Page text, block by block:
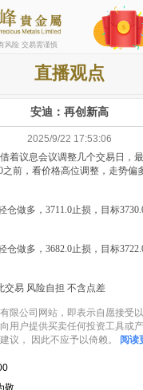
风险 交易需谨慎
直播观点
安迪：再创新高
2025/9/22 17:53:06
着议息会议调整几个交易日，
之前，看价格高位调整，走势偏
仓做多，3711.0止损，目标
仓做多，3682.0止损，目标
交易 风险自担 不含点差
限公司网站，即表示自愿接受
用户提供买卖任何投资工具或
议， 因此不应予以倚赖。
阅读